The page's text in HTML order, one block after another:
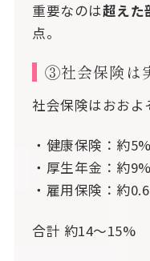
重要なのは超えた
点。
③社会保険は
社会保険はおおよ
・健康保険：約5%
・厚生年金：約9%
・雇用保険：約
合計 約14～15%